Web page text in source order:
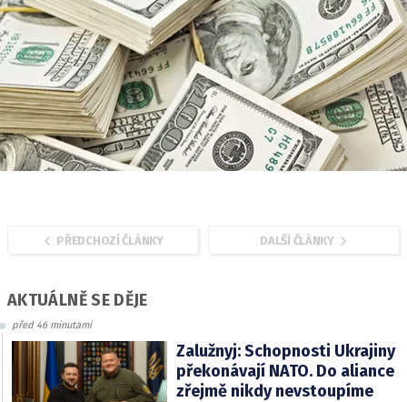
PŘEDCHOZÍ ČLÁNKY DALŠÍ ČLÁNKY
AKTUÁLNĚ SE DĚJE
před 46 minutami
Zalužnyj: Schopnosti Ukrajiny
překonávají NATO. Do aliance
zřejmě nikdy nevstoupíme